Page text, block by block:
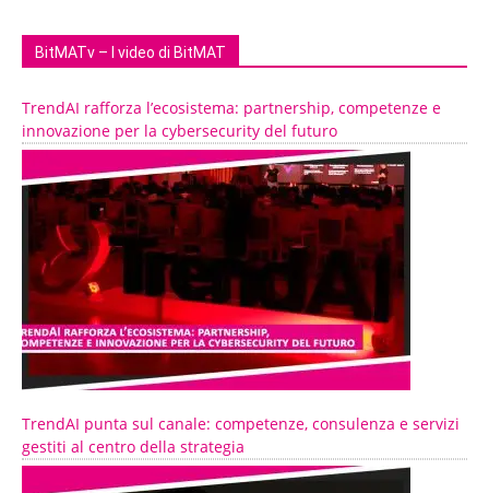
BitMATv – I video di BitMAT
TrendAI rafforza l’ecosistema: partnership, competenze e
innovazione per la cybersecurity del futuro
TrendAI punta sul canale: competenze, consulenza e servizi
gestiti al centro della strategia